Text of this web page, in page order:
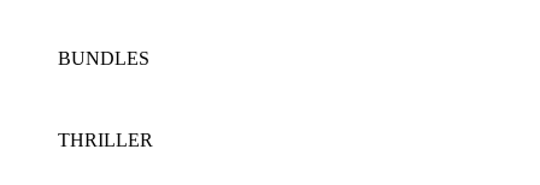
BUNDLES
THRILLER